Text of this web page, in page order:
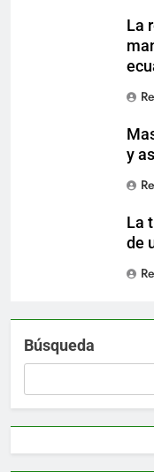
La
y
La
de
Búsqueda